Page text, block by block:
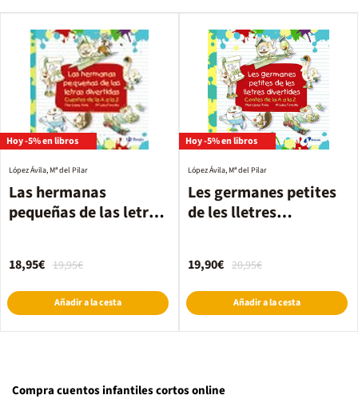
Hoy -5% en libros
Las hermanas
pequeñas de las letras
López Ávila, Mª del Pilar
19,95€
18,95€
Añadir a la cesta
Hoy -5% en libros
Les germanes petites
de les lletres
López Ávila, Mª del Pilar
20,95€
19,90€
Añadir a la cesta
Compra cuentos infantiles cortos online